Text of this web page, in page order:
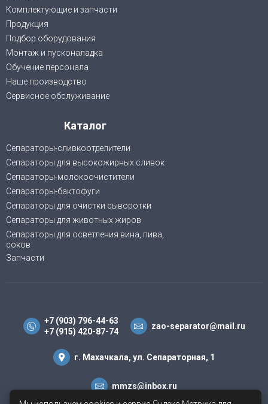
Комплектующие и запчасти
Продукция
Подбор оборудования
Монтаж и пусконаладка
Обучение персонала
Наше производство
Сервисное обслуживание
Каталог
Сепараторы-сливкоотделители
Сепараторы для высокожирных сливок
Сепараторы-молокоочистители
Сепараторы-бактофуги
Сепараторы для очистки сыворотки
Сепараторы для животных жиров
Cепараторы для осветления вина, пива,
соков
Запчасти
+7 (903) 796-44-63
+7 (915) 420-87-74
zao-separator@mail.ru
г. Махачкала, ул. Сепараторная, 1
mmzs@inbox.ru